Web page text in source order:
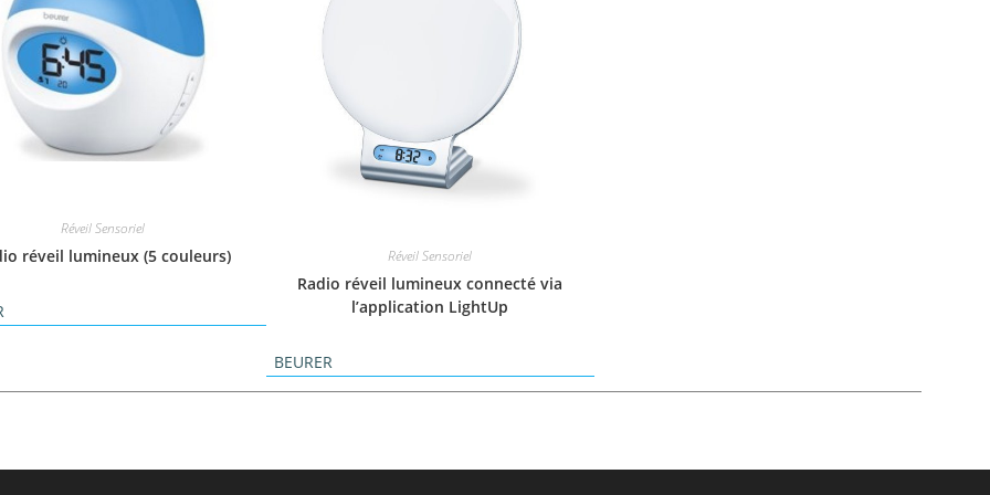
Réveil Sensoriel
réveil lumineux (5 couleurs) Réveil Sensoriel
Radio réveil lumineux connecté via
l’application LightUp
BEURER